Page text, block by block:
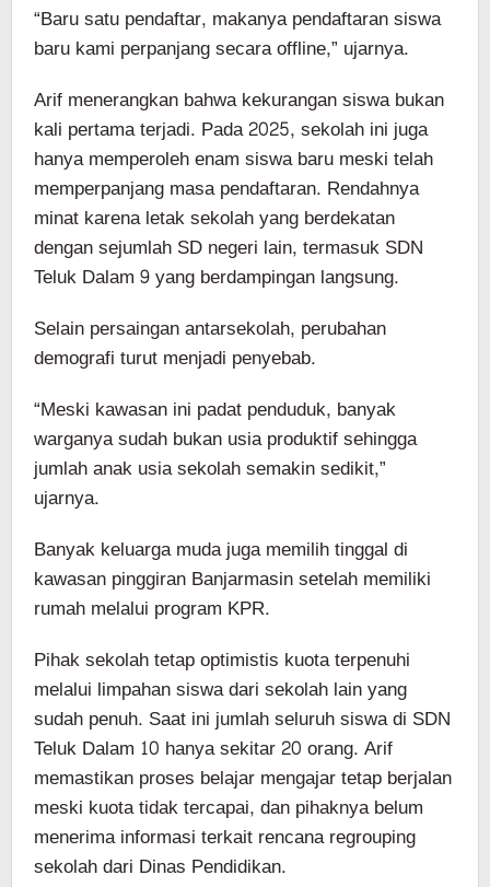
“Baru satu pendaftar, makanya pendaftaran siswa
baru kami perpanjang secara offline,” ujarnya.
Arif menerangkan bahwa kekurangan siswa bukan
kali pertama terjadi. Pada 2025, sekolah ini juga
hanya memperoleh enam siswa baru meski telah
memperpanjang masa pendaftaran. Rendahnya
minat karena letak sekolah yang berdekatan
dengan sejumlah SD negeri lain, termasuk SDN
Teluk Dalam 9 yang berdampingan langsung.
Selain persaingan antarsekolah, perubahan
demografi turut menjadi penyebab.
“Meski kawasan ini padat penduduk, banyak
warganya sudah bukan usia produktif sehingga
jumlah anak usia sekolah semakin sedikit,”
ujarnya.
Banyak keluarga muda juga memilih tinggal di
kawasan pinggiran Banjarmasin setelah memiliki
rumah melalui program KPR.
Pihak sekolah tetap optimistis kuota terpenuhi
melalui limpahan siswa dari sekolah lain yang
sudah penuh. Saat ini jumlah seluruh siswa di SDN
Teluk Dalam 10 hanya sekitar 20 orang. Arif
memastikan proses belajar mengajar tetap berjalan
meski kuota tidak tercapai, dan pihaknya belum
menerima informasi terkait rencana regrouping
sekolah dari Dinas Pendidikan.